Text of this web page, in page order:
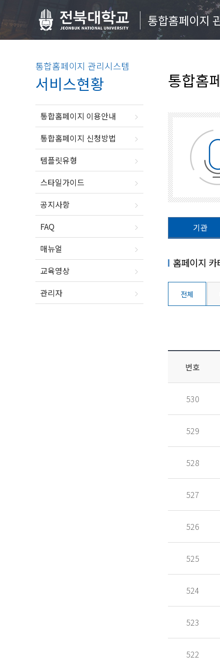
통합홈페이지
통합홈페이지 관리시스템
서비스현황
통합홈페이지 이용안내
통합홈페이지 신청방법
템플릿유형
스타일가이드
공지사항
FAQ
매뉴얼
교육영상
관리자
통합홈
기관
홈페이지
전체
번호
530
529
528
527
526
525
524
523
522